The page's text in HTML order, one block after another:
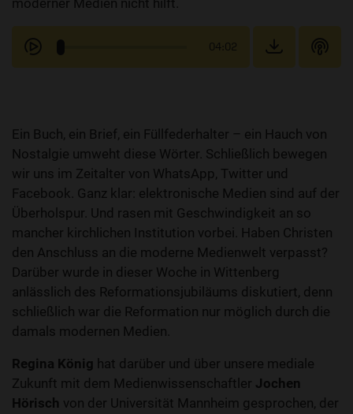
moderner Medien nicht hilft.
04:02
Ein Buch, ein Brief, ein Füllfederhalter – ein Hauch von
Nostalgie umweht diese Wörter. Schließlich bewegen
wir uns im Zeitalter von WhatsApp, Twitter und
Facebook. Ganz klar: elektronische Medien sind auf der
Überholspur. Und rasen mit Geschwindigkeit an so
mancher kirchlichen Institution vorbei. Haben Christen
den Anschluss an die moderne Medienwelt verpasst?
Darüber wurde in dieser Woche in Wittenberg
anlässlich des Reformationsjubiläums diskutiert, denn
schließlich war die Reformation nur möglich durch die
damals modernen Medien.
Regina König hat darüber und über unsere mediale
Zukunft mit dem Medienwissenschaftler Jochen
Hörisch von der Universität Mannheim gesprochen, der